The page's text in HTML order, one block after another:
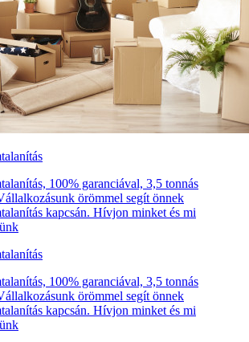
100% garanciával, 3,5 tonnás
örömmel segít önnek
kapcsán. Hívjon minket és mi
100% garanciával, 3,5 tonnás
örömmel segít önnek
kapcsán. Hívjon minket és mi